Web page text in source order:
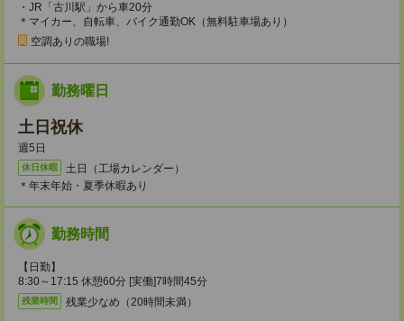
・JR「古川駅」から車20分
＊マイカー、自転車、バイク通勤OK（無料駐車場あり）
空調ありの職場!
勤務曜日
土日祝休
週5日
休日休暇
土日（工場カレンダー）
＊年末年始・夏季休暇あり
勤務時間
【日勤】
8:30～17:15 休憩60分 [実働]7時間45分
残業時間 残業少なめ（20時間未満）